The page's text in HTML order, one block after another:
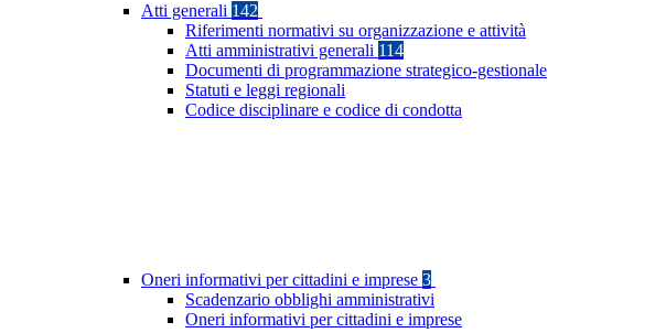
Atti generali 142
Riferimenti normativi su organizzazione e attività
Atti amministrativi generali 114
Documenti di programmazione strategico-gestionale
Statuti e leggi regionali
Codice disciplinare e codice di condotta
Oneri informativi per cittadini e imprese 3
Scadenzario obblighi amministrativi
Oneri informativi per cittadini e imprese